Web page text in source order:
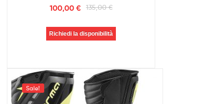
135,00€
100,00€
Richiedi la disponibilità
Sale!